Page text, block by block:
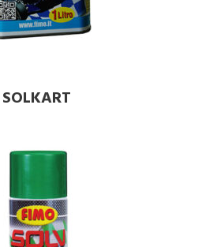
SOLKART